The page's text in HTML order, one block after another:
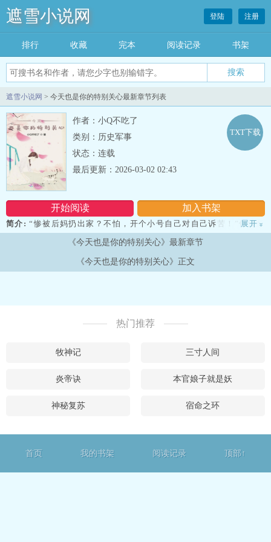
遮雪小说网 登陆 注册
排行 收藏 完本 阅读记录 书架
遮雪小说网 > 今天也是你的特别关心最新章节列表
作者：小Q不吃了
类别：历史军事
状态：连载
开始阅读 加入书架
TXT下载
最后更新：2026-03-02 02:43
简介: “惨被后妈扔出家？不怕，开个小号自己对自己诉苦！”但没想
到混来混去竟然跟总裁混到一起！ ？身形高大的男人微眯着凤眸把
她堵在墙角， “放心，你这辈子都别想从我身边逃走！”『摒弃传统
老套路，码字君脑回路清奇，让你看到开头猜不到结尾～』...
展开 »
《今天也是你的特别关心》最新章节
《今天也是你的特别关心》正文
热门推荐
牧神记 三寸人间
炎帝诀 本官娘子就是妖
神秘复苏 宿命之环
首页 我的书架 阅读记录 顶部↑